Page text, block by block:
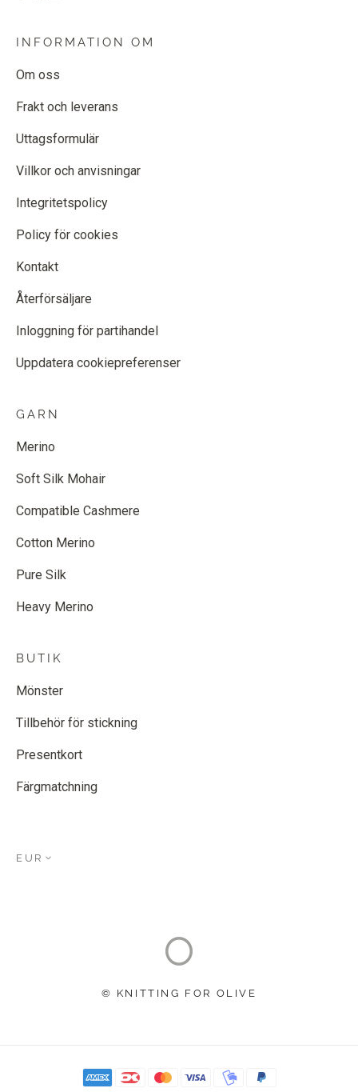
INFORMATION OM
Om oss
Frakt och leverans
Uttagsformulär
Villkor och anvisningar
Integritetspolicy
Policy för cookies
Kontakt
Återförsäljare
Inloggning för partihandel
Uppdatera cookiepreferenser
GARN
Merino
Soft Silk Mohair
Compatible Cashmere
Cotton Merino
Pure Silk
Heavy Merino
BUTIK
Mönster
Tillbehör för stickning
Presentkort
Färgmatchning
EUR
© KNITTING FOR OLIVE